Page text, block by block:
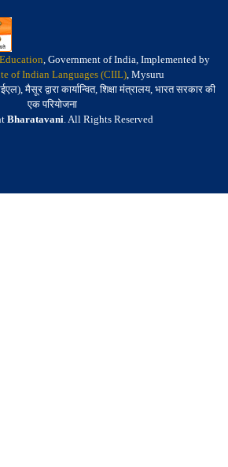
, Government of India, Implemented by
of Indian Languages (CIIL), Mysuru
मैसूर द्वारा कार्यान्वित, शिक्षा मंत्रालय, भारत सरकार की
एक परियोजना
Bharatavani. All Rights Reserved